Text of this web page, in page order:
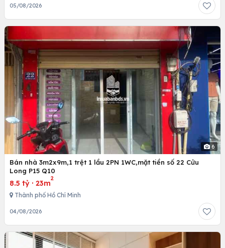
05/08/2026
6
Bán nhà 3m2x9m,1 trệt 1 lầu 2PN 1WC,mặt tiền số 22 Cửu
Long P15 Q10
8.5 tỷ · 23m
2
Thành phố Hồ Chí Minh
04/08/2026